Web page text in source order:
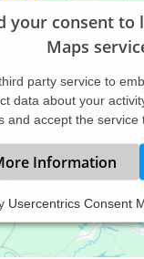
your consent to
Maps
party service to
data about your
and accept the service
Information
Usercentrics Consent
auf das